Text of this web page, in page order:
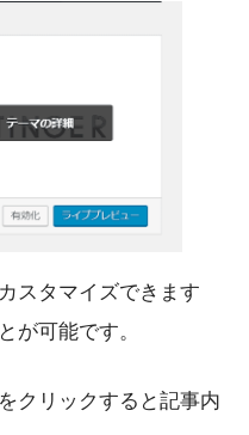
スタマイズできます
が可能です。
クリックすると記事内